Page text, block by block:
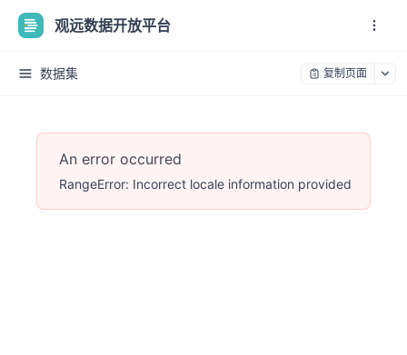
观远数据开放平台
数据集 复制页面
An error occurred
RangeError: Incorrect locale information provided